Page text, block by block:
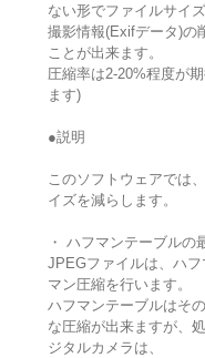
ない形でファイルサイ
撮影情報(Exifデータ)の
ことが出来ます。
圧縮率は2-20%程度が
ます)
●説明
このソフトウェアでは
イズを減らします。
・ ハフマンテーブルの
JPEGファイルは、ハ
マン圧縮を行います。
ハフマンテーブルはそ
な圧縮が出来ますが、
ジタルカメラは、